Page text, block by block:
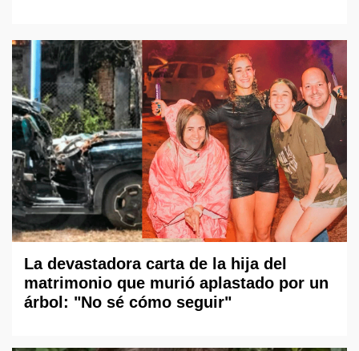
La devastadora carta de la hija del
matrimonio que murió aplastado por un
árbol: "No sé cómo seguir"